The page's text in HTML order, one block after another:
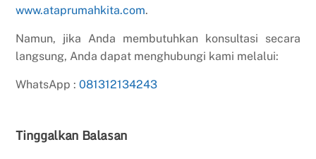
www.ataprumahkita.com.
Namun, jika Anda membutuhkan konsultasi secara
langsung, Anda dapat menghubungi kami melalui:
WhatsApp :081312134243
Tinggalkan Balasan